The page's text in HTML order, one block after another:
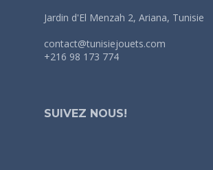
Jardin d'El Menzah 2, Ariana, Tunisie
contact@tunisiejouets.com
+216 98 173 774
SUIVEZ NOUS!